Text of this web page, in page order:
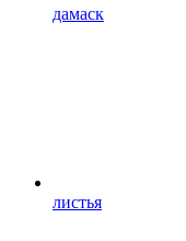
дамаск
листья